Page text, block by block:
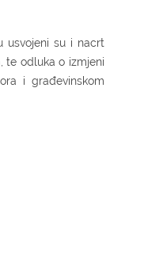
usvojeni su i nacrt
te odluka o izmjeni
i građevinskom